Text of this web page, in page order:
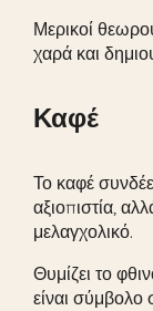
Μερικοί
χαρά και
Καφέ
Το καφέ
αξιοπιστία,
μελαγχολικό.
Θυμίζει το
είναι σύμβολο